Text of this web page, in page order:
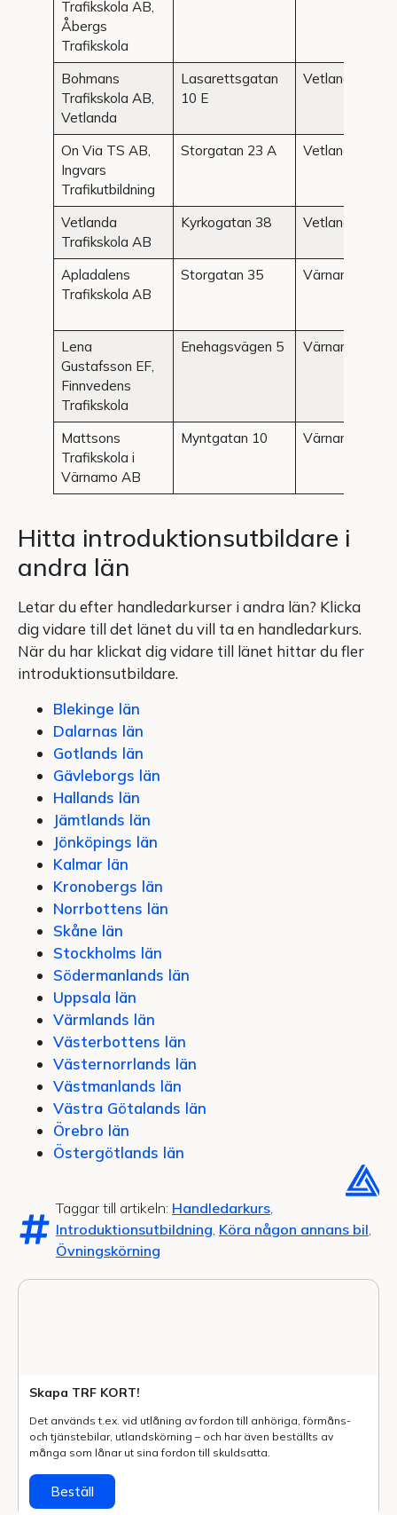
Trafikskola AB,
Åbergs
Trafikskola
Bohmans
Trafikskola AB,
Vetlanda
Lasarettsgatan
10 E
Vetlanda
On Via TS AB,
Ingvars
Trafikutbildning
Storgatan 23 A Vetlanda
Vetlanda
Trafikskola AB
Kyrkogatan 38 Vetlanda
Apladalens
Trafikskola AB
Storgatan 35 Värnamo
Lena
Gustafsson EF,
Finnvedens
Trafikskola
Enehagsvägen 5 Värnamo
Mattsons
Trafikskola i
Värnamo AB
Myntgatan 10 Värnamo
Hitta introduktionsutbildare i
andra län
Letar du efter handledarkurser i andra län? Klicka
dig vidare till det länet du vill ta en handledarkurs.
När du har klickat dig vidare till länet hittar du fler
introduktionsutbildare.
Blekinge län
Dalarnas län
Gotlands län
Gävleborgs län
Hallands län
Jämtlands län
Jönköpings län
Kalmar län
Kronobergs län
Norrbottens län
Skåne län
Stockholms län
Södermanlands län
Uppsala län
Värmlands län
Västerbottens län
Västernorrlands län
Västmanlands län
Västra Götalands län
Örebro län
Östergötlands län
Taggar till artikeln: Handledarkurs
Introduktionsutbildning Köra någon annans bil
Övningskörning
Skapa TRF KORT!
Det används t.ex. vid utlåning av fordon till anhöriga, förmåns-
och tjänstebilar, utlands­körning – och har även beställts av
många som lånar ut sina fordon till skuldsatta.
Beställ